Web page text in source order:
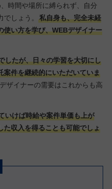
時間や場所に縛られず、自分
しょう。
私自身も、完全未経
使い方を学び、WEBデザイナー
したが、日々の学習を大切にし
案件を継続的にいただいていま
ザイナーの需要はこれからも高
いけば時給や案件単価も上が
た収入を得ることも可能でしょ